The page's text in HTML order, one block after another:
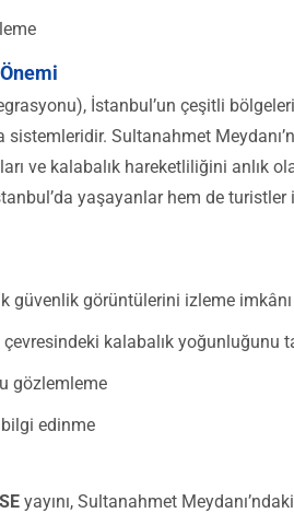
İstanbul’un çeşitli
Sultanahmet
ve kalabalık hareketliliğini anlık
yaşayanlar hem de
güvenlik görüntülerini izleme imkânı
kalabalık yoğunluğunu
gözlemleme
bilgi edinme
yayını, Sultanahmet